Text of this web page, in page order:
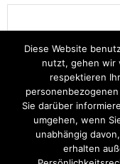
Name, E-Mail-Adresse
nächsten Kommentar
Startseite Einsätze
Diese Website
nutzt, gehen wir
respektieren
Sie darüber
umgehen, wenn
unabhängig
erhalten